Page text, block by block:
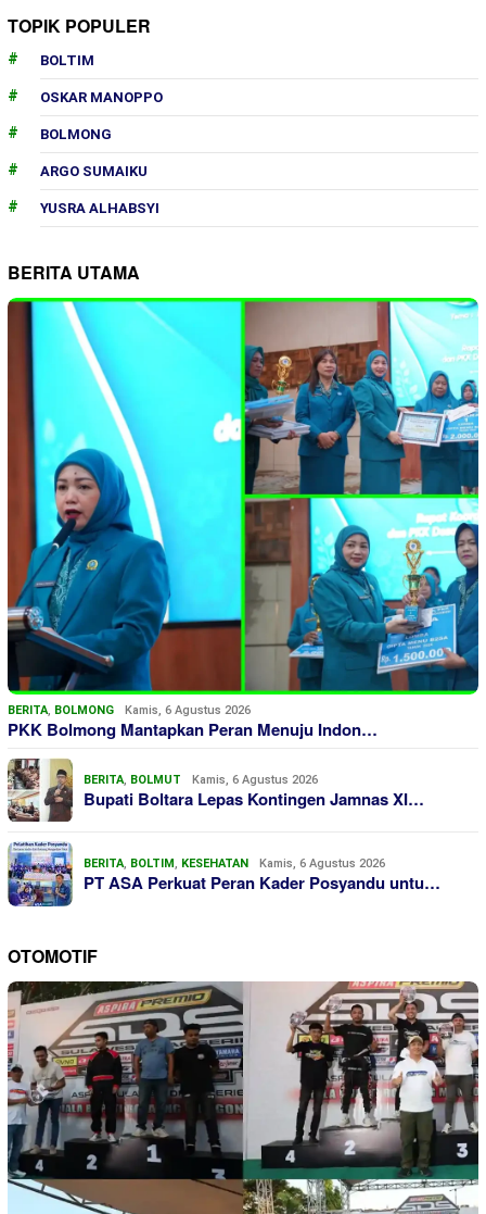
TOPIK POPULER
BOLTIM
OSKAR MANOPPO
BOLMONG
ARGO SUMAIKU
YUSRA ALHABSYI
BERITA UTAMA
BERITA, BOLMONG Kamis, 6 Agustus 2026
PKK Bolmong Mantapkan Peran Menuju Indon…
BERITA, BOLMUT Kamis, 6 Agustus 2026
Bupati Boltara Lepas Kontingen Jamnas XI…
BERITA, BOLTIM, KESEHATAN Kamis, 6 Agustus 2026
PT ASA Perkuat Peran Kader Posyandu untu…
OTOMOTIF